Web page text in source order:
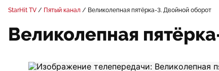
StarHit TV Пятый канал Великолепная пятёрка-3. Двойной оборот
Великолепная